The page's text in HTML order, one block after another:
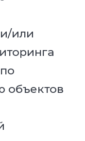
или
объектов